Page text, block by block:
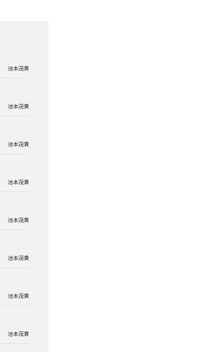
池本茂貴
池本茂貴
池本茂貴
池本茂貴
池本茂貴
池本茂貴
池本茂貴
池本茂貴